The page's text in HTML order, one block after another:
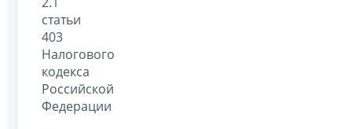
статьи
403
Налогового
кодекса
Российской
Федерации